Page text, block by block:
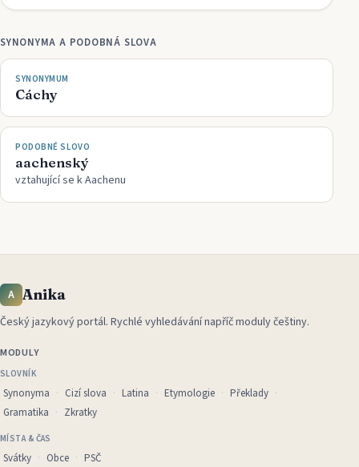
SYNONYMA A PODOBNÁ SLOVA
SYNONYMUM
Cáchy
PODOBNÉ SLOVO
aachenský
vztahující se k Aachenu
A Anika
Český jazykový portál. Rychlé vyhledávání napříč moduly češtiny.
MODULY
SLOVNÍK
Synonyma Cizí slova Latina Etymologie
Překlady
Gramatika
Zkratky
MÍSTA & ČAS
Svátky Obce PSČ